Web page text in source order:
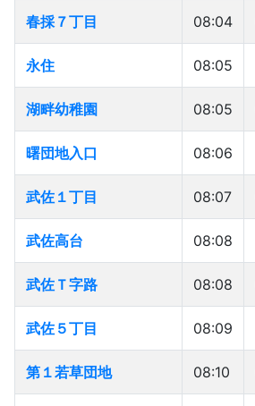
春採７丁目 08:04
永住 08:05
湖畔幼稚園 08:05
曙団地入口 08:06
武佐１丁目 08:07
武佐高台 08:08
武佐Ｔ字路 08:08
武佐５丁目 08:09
第１若草団地 08:10
春採７丁目
永住
湖畔幼稚園
曙団地入口
武佐１丁目
武佐高台
武佐Ｔ字路
武佐５丁目
第１若草団地